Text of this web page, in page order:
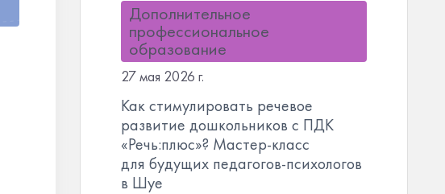
Дополнительное
профессиональное
образование
27 мая 2026 г.
Как стимулировать речевое
развитие дошкольников с ПДК
«Речь:плюс»? Мастер-класс
для будущих педагогов-психологов
в Шуе